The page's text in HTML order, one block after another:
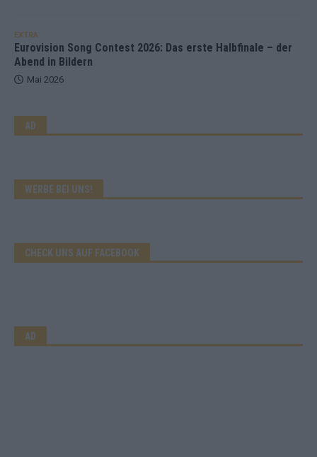
EXTRA
Eurovision Song Contest 2026: Das erste Halbfinale – der
Abend in Bildern
Mai 2026
AD
WERBE BEI UNS!
CHECK UNS AUF FACEBOOK
AD